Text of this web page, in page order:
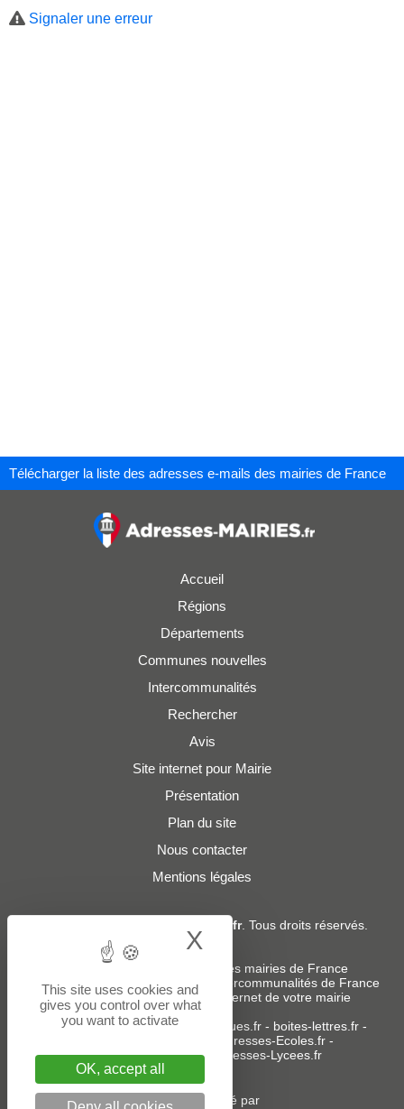
Signaler une erreur
Télécharger la liste des adresses e-mails des mairies de France
Accueil
Régions
Départements
Communes nouvelles
Intercommunalités
Rechercher
Avis
Site internet pour Mairie
Présentation
Plan du site
Nous contacter
Mentions légales
Adresses-Mairies.fr. Tous droits réservés.
Services :
Liste des adresses e-mails des mairies de France
Liste des adresses e-mails des intercommunalités de France
-Création ou refonte du site internet de votre mairie
Sites partenaires:donneespubliques.fr- boites-lettres.fr-
Adresses-Ecoles.fr -
Adresses-Colleges.fr- Adresses-Lycees.fr
Un service édité par
This site uses cookies and
gives you control over what
you want to activate
OK, accept all
X